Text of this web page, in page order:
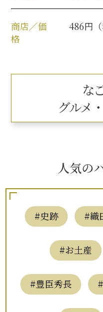
加藤清正と名古屋
名古屋＜清正＞観光
商店／価
格
486円（
な
グルメ
人気の
#史跡 #織
#お土産
#豊臣秀長